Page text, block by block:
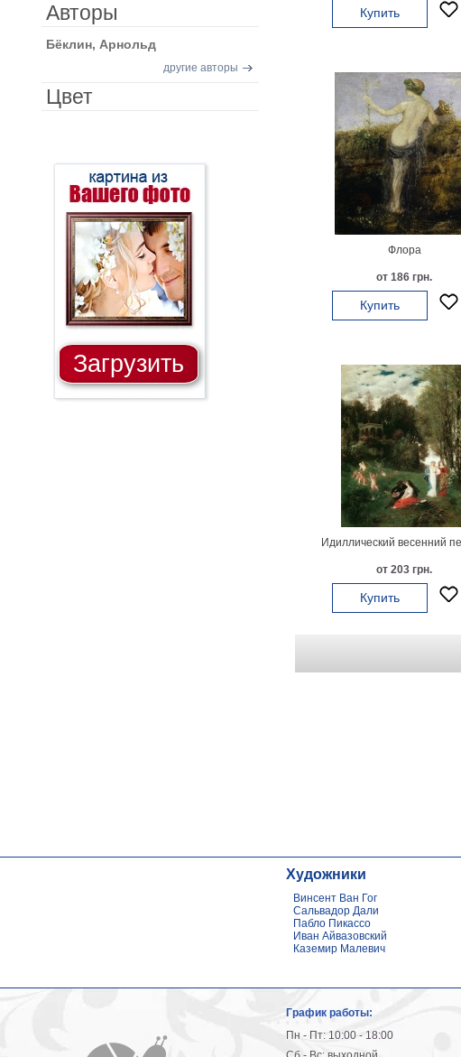
Купить
Флора
от 186 грн.
Купить
Идиллический весенний
от 203 грн.
Купить
Авторы
Бёклин, Арнольд
другие авторы
Цвет
Загрузить
Художники
Винсент Ван Гог
Сальвадор Дали
Пабло Пикассо
Иван Айвазовский
Каземир Малевич
График работы:
Пн - Пт: 10:00 - 18:00